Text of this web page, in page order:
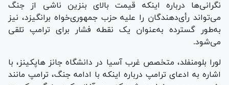
نگرانی‌ها درباره اینکه قیمت بالای بنزین ناشی از جنگ
می‌تواند رأی‌دهندگان را علیه حزب جمهوری‌خواه برانگیزد، نیز
به‌طور گسترده به‌عنوان یک نقطه فشار برای ترامپ تلقی
می‌شود.
لورا بلومنفلد، متخصص غرب آسیا در دانشگاه جانز هاپکینز، با
اشاره به ادعای ترامپ درباره اینکه با ادامه جنگ، ترامپ مانند